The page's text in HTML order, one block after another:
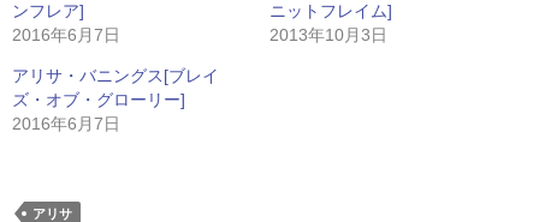
ンフレア]
2016年6月7日
ニットフレイム]
2013年10月3日
アリサ・バニングス[ブレイ
ズ・オブ・グローリー]
2016年6月7日
アリサ